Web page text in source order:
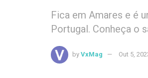
Fica em Amares e é
Portugal. Conheça o
by VxMag Out 5,